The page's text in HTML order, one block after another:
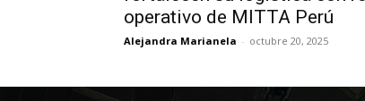
operativo de MITTA Perú
Alejandra Marianela - octubre 20, 2025